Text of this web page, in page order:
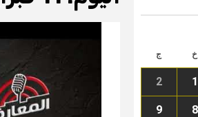
خ ج
1
2
8
9